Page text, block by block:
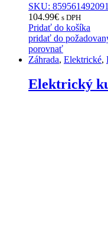
SKU:
104.99€ s DPH
Pridať do košíka
pridať do
porovnať
Záhrada, Elektrické,
Elektrický